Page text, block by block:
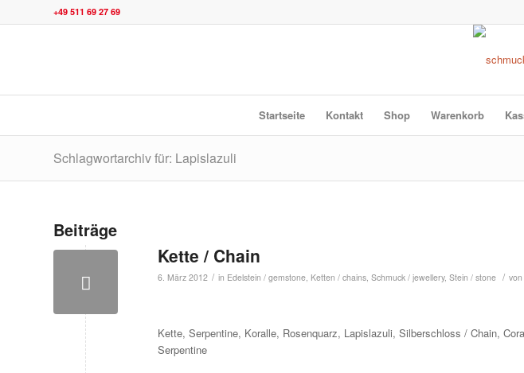
+49 511 69 27 69
Startseite Kontakt Shop Warenkorb
Schlagwortarchiv für: Lapislazuli
Beiträge
Kette / Chain
6. März 2012 / in Edelstein / gemstone, Ketten / chains, Schmuck / jewellery, Stein / stone / von
Kette, Serpentine, Koralle, Rosenquarz, Lapislazuli, Silberschloss / Chain,
Serpentine